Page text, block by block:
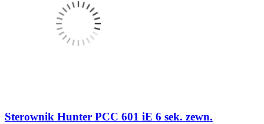
Sterownik Hunter PCC 601 iE 6 sek. zewn.